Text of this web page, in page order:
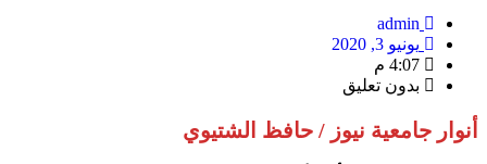
admin
يونيو 3, 2020
4:07 م
بدون تعليق
أنوار جامعية نيوز / حافظ الشتيوي